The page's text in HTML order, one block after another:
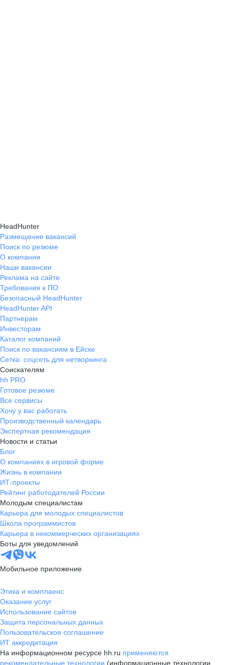
HeadHunter
Размещение вакансий
Поиск по резюме
О компании
Наши вакансии
Реклама на сайте
Требования к ПО
Безопасный HeadHunter
HeadHunter API
Партнерам
Инвесторам
Каталог компаний
Поиск по вакансиям в Ейске
Сетка: соцсеть для нетворкинга
Соискателям
hh PRO
Готовое резюме
Все сервисы
Хочу у вас работать
Производственный календарь
Экспертная рекомендация
Новости и статьи
Блог
О компаниях в игровой форме
Жизнь в компании
ИТ-проекты
Рейтинг работодателей России
Молодым специалистам
Карьера для молодых специалистов
Школа программистов
Карьера в некоммерческих организациях
Боты для уведомлений
Мобильное приложение
Этика и комплаенс
Оказание услуг
Использование сайтов
Защита персональных данных
Пользовательское соглашение
ИТ аккредитация
На информационном ресурсе hh.ru применяются
рекомендательные технологии (информационные технологии